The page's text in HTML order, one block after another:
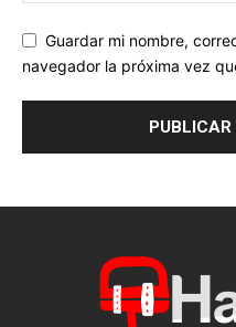
Guardar mi nombre,
navegador la próxima vez